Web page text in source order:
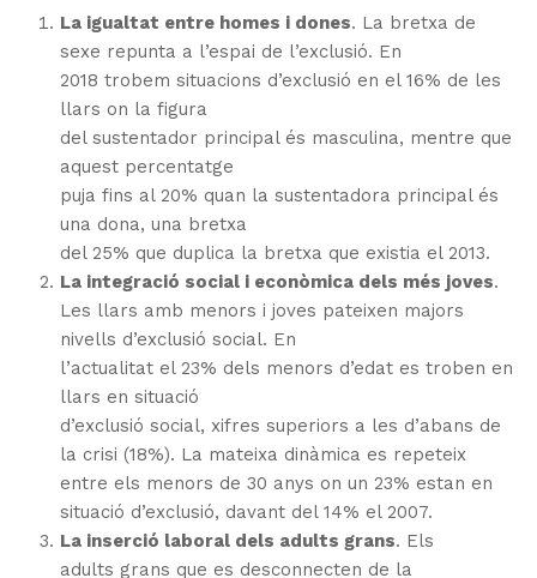
La igualtat entre homes i dones. La bretxa de
sexe repunta a l’espai de l’exclusió. En
2018 trobem situacions d’exclusió en el 16% de les
llars on la figura
del sustentador principal és masculina, mentre que
aquest percentatge
puja fins al 20% quan la sustentadora principal és
una dona, una bretxa
del 25% que duplica la bretxa que existia el 2013.
La integració social i econòmica dels més joves.
Les llars amb menors i joves pateixen majors
nivells d’exclusió social. En
l’actualitat el 23% dels menors d’edat es troben en
llars en situació
d’exclusió social, xifres superiors a les d’abans de
la crisi (18%). La mateixa dinàmica es repeteix
entre els menors de 30 anys on un 23% estan en
situació d’exclusió, davant del 14% el 2007.
La inserció laboral dels adults grans. Els
adults grans que es desconnecten de la